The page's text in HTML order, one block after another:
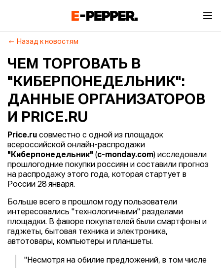
Назад к новостям
ЧЕМ ТОРГОВАТЬ В
"КИБЕРПОНЕДЕЛЬНИК":
ДАННЫЕ ОРГАНИЗАТОРОВ
И PRICE.RU
Price.ru совместно с одной из площадок
всероссийской онлайн-распродажи
"Киберпонедельник" (c-monday.com) исследовали
прошлогодние покупки россиян и составили прогноз
на распродажу этого года, которая стартует в
России 28 января.
Больше всего в прошлом году пользователи
интересовались "технологичными" разделами
площадки. В фаворе покупателей были смартфоны и
гаджеты, бытовая техника и электроника,
автотовары, компьютеры и планшеты.
"Несмотря на обилие предложений, в том числе